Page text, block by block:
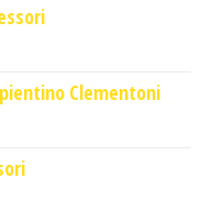
Clementoni